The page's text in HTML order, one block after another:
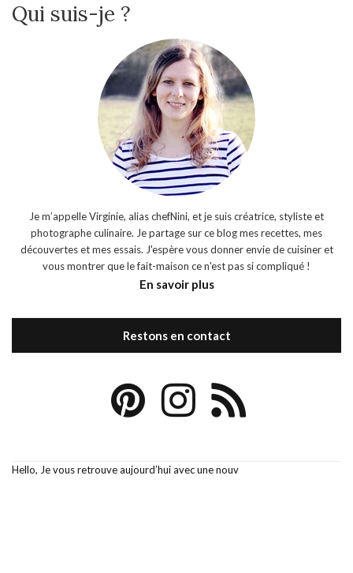
Qui suis-je ?
Je m’appelle Virginie, alias chefNini, et je suis créatrice, styliste et
photographe culinaire. Je partage sur ce blog mes recettes, mes
découvertes et mes essais. J'espère vous donner envie de cuisiner et
vous montrer que le fait-maison ce n'est pas si compliqué !
En savoir plus
Restons en contact
Hello, Je vous retrouve aujourd’hui avec une nouv